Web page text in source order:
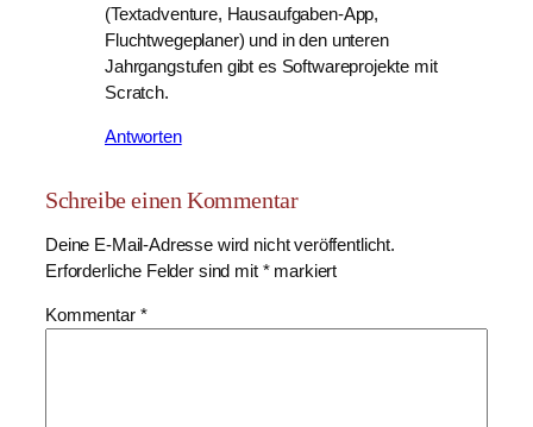
(Textadventure, Hausaufgaben-App,
Fluchtwegeplaner) und in den unteren
Jahrgangstufen gibt es Softwareprojekte mit
Scratch.
Antworten
Schreibe einen Kommentar
Deine E-Mail-Adresse wird nicht veröffentlicht.
Erforderliche Felder sind mit *markiert
Kommentar *